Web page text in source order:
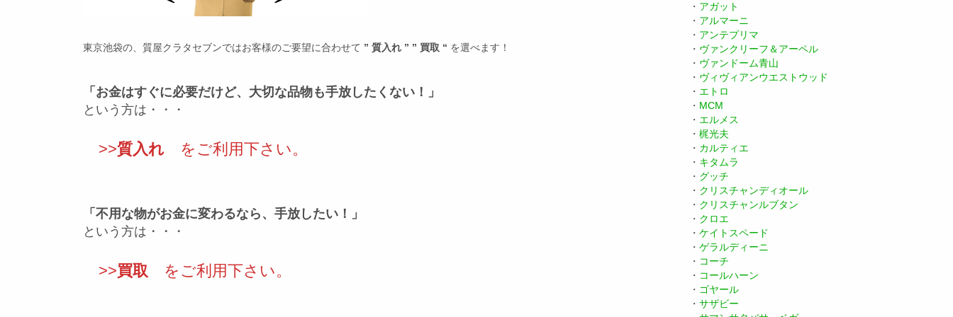
東京池袋の、質屋クラタセブンではお客様のご要望に合わせて ” 質入れ ” ” 買取 “ を選べます！
「お金はすぐに必要だけど、大切な品物も手放したくない！」
という方は・・・
>>質入れ をご利用下さい。
「不用な物がお金に変わるなら、手放したい！」
という方は・・・
>>買取 をご利用下さい。
・ アガット
・ アルマーニ
・ アンテプリマ
・ ヴァンクリーフ＆アーペル
・ ヴァンドーム青山
・ ヴィヴィアンウエストウッド
・ エトロ
・ MCM
・ エルメス
・ 梶光夫
・ カルティエ
・ キタムラ
・ グッチ
・ クリスチャンディオール
・ クリスチャンルブタン
・ クロエ
・ ケイトスペード
・ ゲラルディーニ
・ コーチ
・ コールハーン
・ ゴヤール
・ サザビー